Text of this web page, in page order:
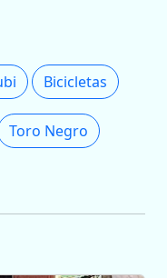
Bicicletas
Toro Negro